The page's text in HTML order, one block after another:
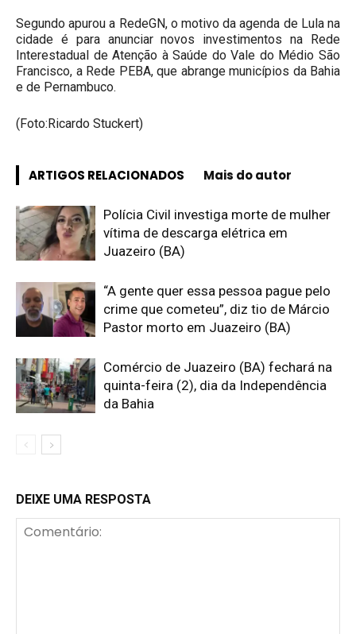
Segundo apurou a RedeGN, o motivo da agenda de Lula na
cidade é para anunciar novos investimentos na Rede
Interestadual de Atenção à Saúde do Vale do Médio São
Francisco, a Rede PEBA, que abrange municípios da Bahia
e de Pernambuco.
(Foto:Ricardo Stuckert)
ARTIGOS RELACIONADOS Mais do autor
Polícia Civil investiga morte de mulher
vítima de descarga elétrica em
Juazeiro (BA)
“A gente quer essa pessoa pague pelo
crime que cometeu”, diz tio de Márcio
Pastor morto em Juazeiro (BA)
Comércio de Juazeiro (BA) fechará na
quinta-feira (2), dia da Independência
da Bahia
DEIXE UMA RESPOSTA